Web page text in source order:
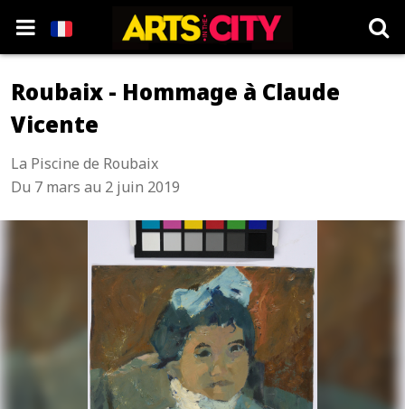
Roubaix - Hommage à Claude
Vicente
La Piscine de Roubaix
Du 7 mars au 2 juin 2019